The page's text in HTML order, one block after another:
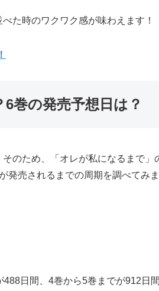
た時のワクワク感が味わえます！
巻の発売予想日は？
のため、「オレが私になるまで
売されるまでの周期を調べてみま
日間、4巻から5巻までが912日